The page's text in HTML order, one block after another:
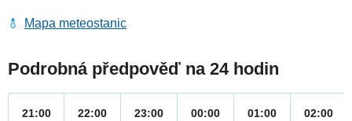
Mapa meteostanic
Podrobná předpověď na 24 hodin
21:00 22:00 23:00 00:00 01:00 02:00